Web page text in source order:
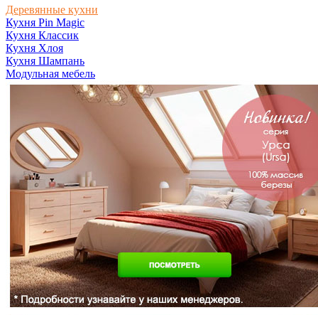
Деревянные кухни
Кухня Pin Magic
Кухня Классик
Кухня Хлоя
Кухня Шампань
Модульная мебель